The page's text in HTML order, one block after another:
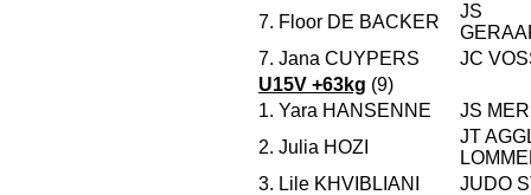
7. Floor DE BACKER
JS
7. Jana CUYPERS
JC
U15V +63kg (9)
1. Yara HANSENNE
JS
2. Julia HOZI
JT
3. Lile KHVIBLIANI
JUDO